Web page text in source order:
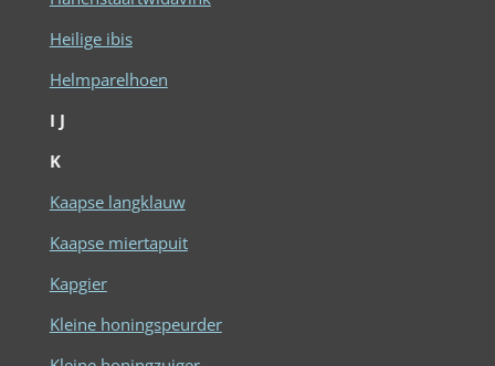
Heilige ibis
Helmparelhoen
I J
K
Kaapse langklauw
Kaapse miertapuit
Kapgier
Kleine honingspeurder